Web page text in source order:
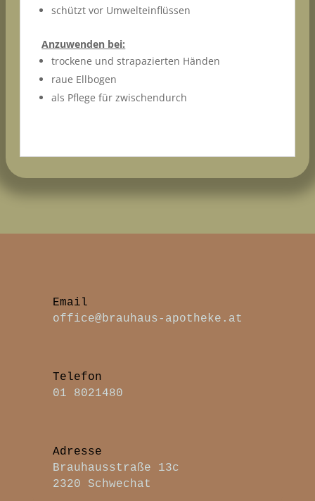
schützt vor Umwelteinflüssen
Anzuwenden bei:
trockene und strapazierten Händen
raue Ellbogen
als Pflege für zwischendurch
office@brauhaus-apotheke.at
Telefon
01 8021480
Adresse
Brauhausstraße 13c
2320 Schwechat